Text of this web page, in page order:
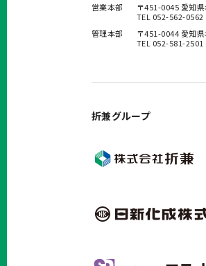
営業本部
〒451-0045 愛知
TEL 052-562-
管理本部
〒451-0044 愛知
TEL 052-581-2501
折兼グループ